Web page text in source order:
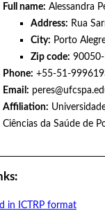
Full name: Alessandra
Address: Rua
City: Porto
Zip code:
Phone: +55-51-
Email:
Affiliation:
Ciências da Saúde de
in ICTRP format